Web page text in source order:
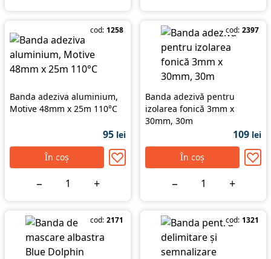
cod: 1258
Banda adeziva aluminium,
Motive 48mm x 25m 110°C
95 lei
În coș
− +
cod: 2397
Banda adezivă pentru
izolarea fonică 3mm x
30mm, 30m
109 lei
În coș
− +
cod: 2171 cod: 1321